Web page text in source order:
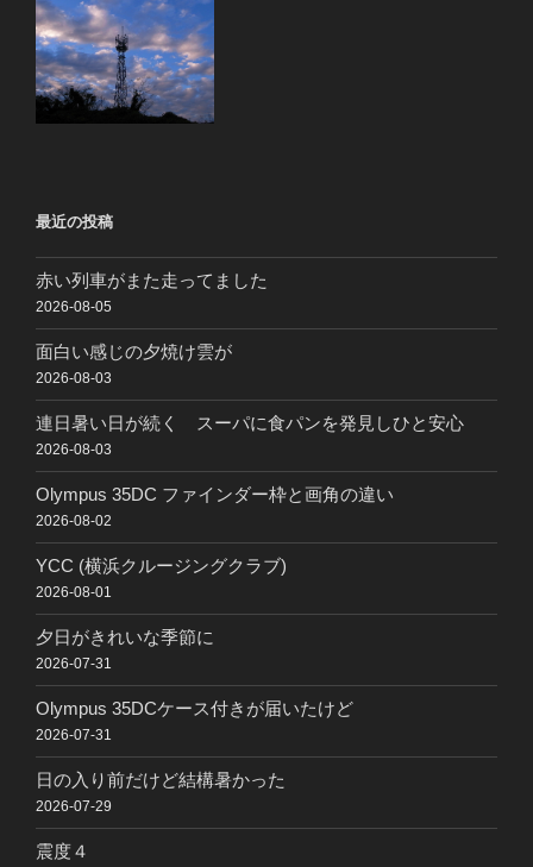
最近の投稿
赤い列車がまた走ってました
2026-08-05
面白い感じの夕焼け雲が
2026-08-03
連日暑い日が続く スーパに食パンを発見しひと安心
2026-08-03
Olympus 35DC ファインダー枠と画角の違い
2026-08-02
YCC (横浜クルージングクラブ)
2026-08-01
夕日がきれいな季節に
2026-07-31
Olympus 35DCケース付きが届いたけど
2026-07-31
日の入り前だけど結構暑かった
2026-07-29
震度４